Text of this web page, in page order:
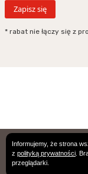
* rabat nie łączy się z
Podane ceny są
Informujemy, że strona
z polityką prywatności .
przeglądarki.